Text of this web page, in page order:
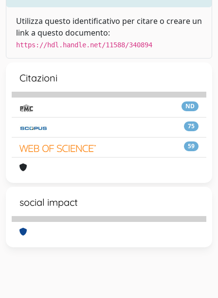
Utilizza questo identificativo per citare o creare un
link a questo documento:
https://hdl.handle.net/11588/340894
Citazioni
ND
75
59
social impact